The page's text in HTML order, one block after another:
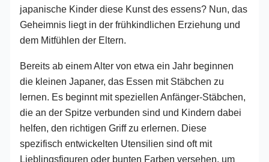
japanische Kinder diese Kunst des essens? Nun, das
Geheimnis liegt in der frühkindlichen Erziehung und
dem Mitfühlen der Eltern.
Bereits ab einem Alter von etwa ein Jahr beginnen
die kleinen Japaner, das Essen mit Stäbchen zu
lernen. Es beginnt mit speziellen Anfänger-Stäbchen,
die an der Spitze verbunden sind und Kindern dabei
helfen, den richtigen Griff zu erlernen. Diese
spezifisch entwickelten Utensilien sind oft mit
Lieblingsfiguren oder bunten Farben versehen, um